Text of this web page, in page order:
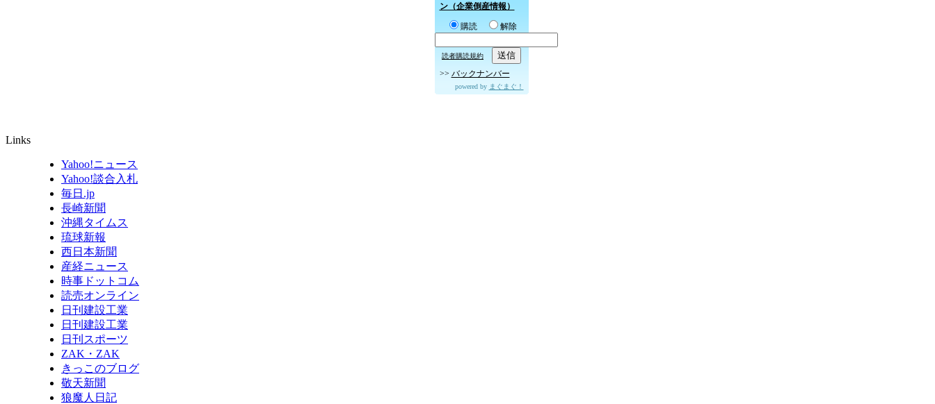
ン（企業倒産情報）
購読 解除
読者購読規約
>> バックナンバー
powered by まぐまぐ！
Links
Yahoo!ニュース
Yahoo!談合入札
毎日.jp
長崎新聞
沖縄タイムス
琉球新報
西日本新聞
産経ニュース
時事ドットコム
読売オンライン
日刊建設工業
日刊建設工業
日刊スポーツ
ZAK・ZAK
きっこのブログ
敬天新聞
狼魔人日記